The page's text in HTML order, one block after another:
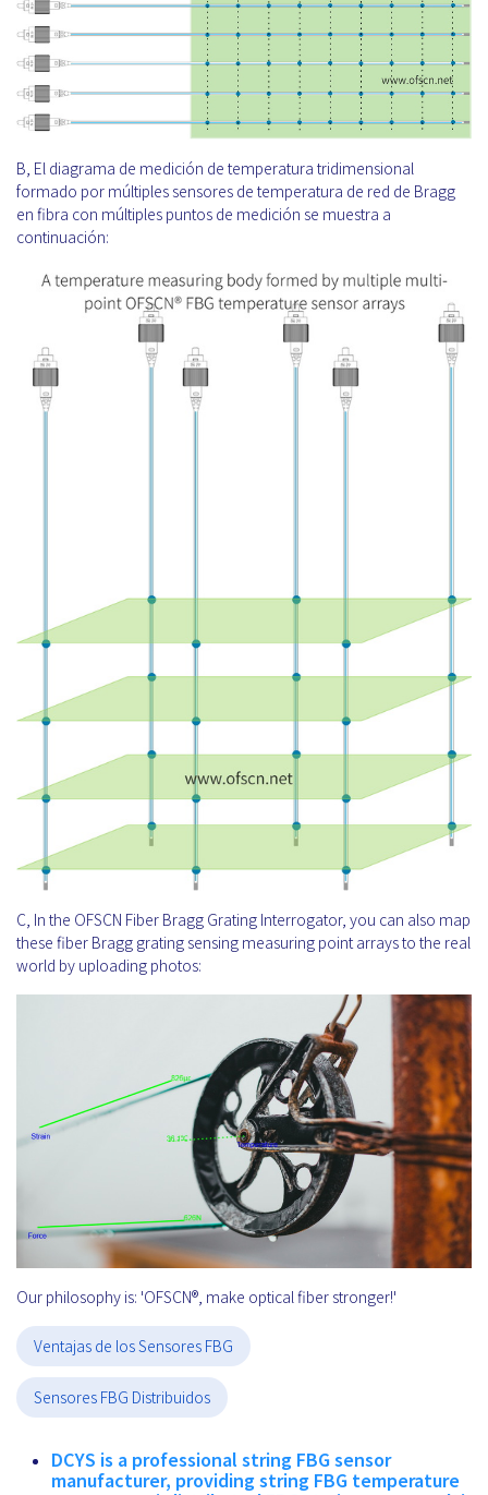
B, El diagrama de medición de temperatura tridimensional
formado por múltiples sensores de temperatura de red de Bragg
en fibra con múltiples puntos de medición se muestra a
continuación:
C, In the OFSCN Fiber Bragg Grating Interrogator, you can also map
these fiber Bragg grating sensing measuring point arrays to the real
world by uploading photos:
Our philosophy is: 'OFSCN®, make optical fiber stronger!'
Ventajas de los Sensores FBG
Sensores FBG Distribuidos
DCYS is a professional string FBG sensor
manufacturer, providing string FBG temperature